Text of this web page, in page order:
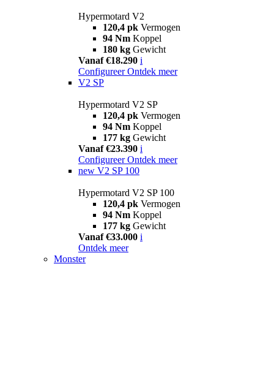
Hypermotard V2
120,4 pk Vermogen
94 Nm Koppel
180 kg Gewicht
Vanaf €18.290 i
Configureer Ontdek meer
V2 SP
Hypermotard V2 SP
120,4 pk Vermogen
94 Nm Koppel
177 kg Gewicht
Vanaf €23.390 i
Configureer Ontdek meer
new V2 SP 100
Hypermotard V2 SP 100
120,4 pk Vermogen
94 Nm Koppel
177 kg Gewicht
Vanaf €33.000 i
Ontdek meer
Monster